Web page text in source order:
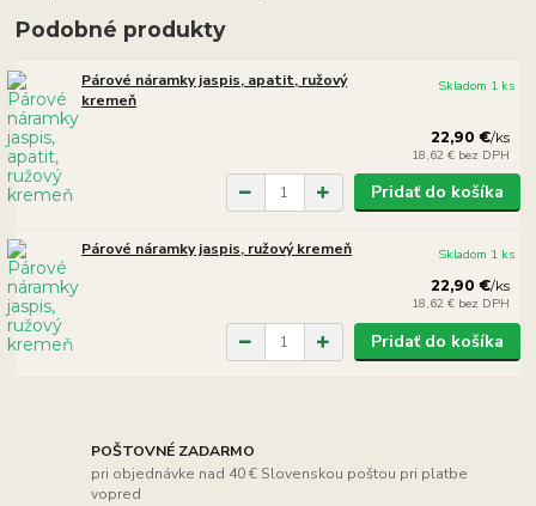
Podobné produkty
Párové náramky jaspis, apatit, ružový
kremeň
22,90 €/ks
18,62 € bez DPH
Skladom 1 ks
Pridať do košíka
Párové náramky jaspis, ružový kremeň
22,90 €/ks
18,62 € bez DPH
Skladom 1 ks
Pridať do košíka
POŠTOVNÉ ZADARMO
pri objednávke nad 40 € Slovenskou poštou pri platbe
vopred